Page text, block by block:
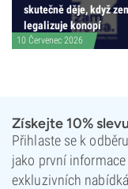
skutečně děje, když
legalizuje konopí
10 Červenec 2026
Získejte 10%
Přihlaste se k
jako první
exkluzivních